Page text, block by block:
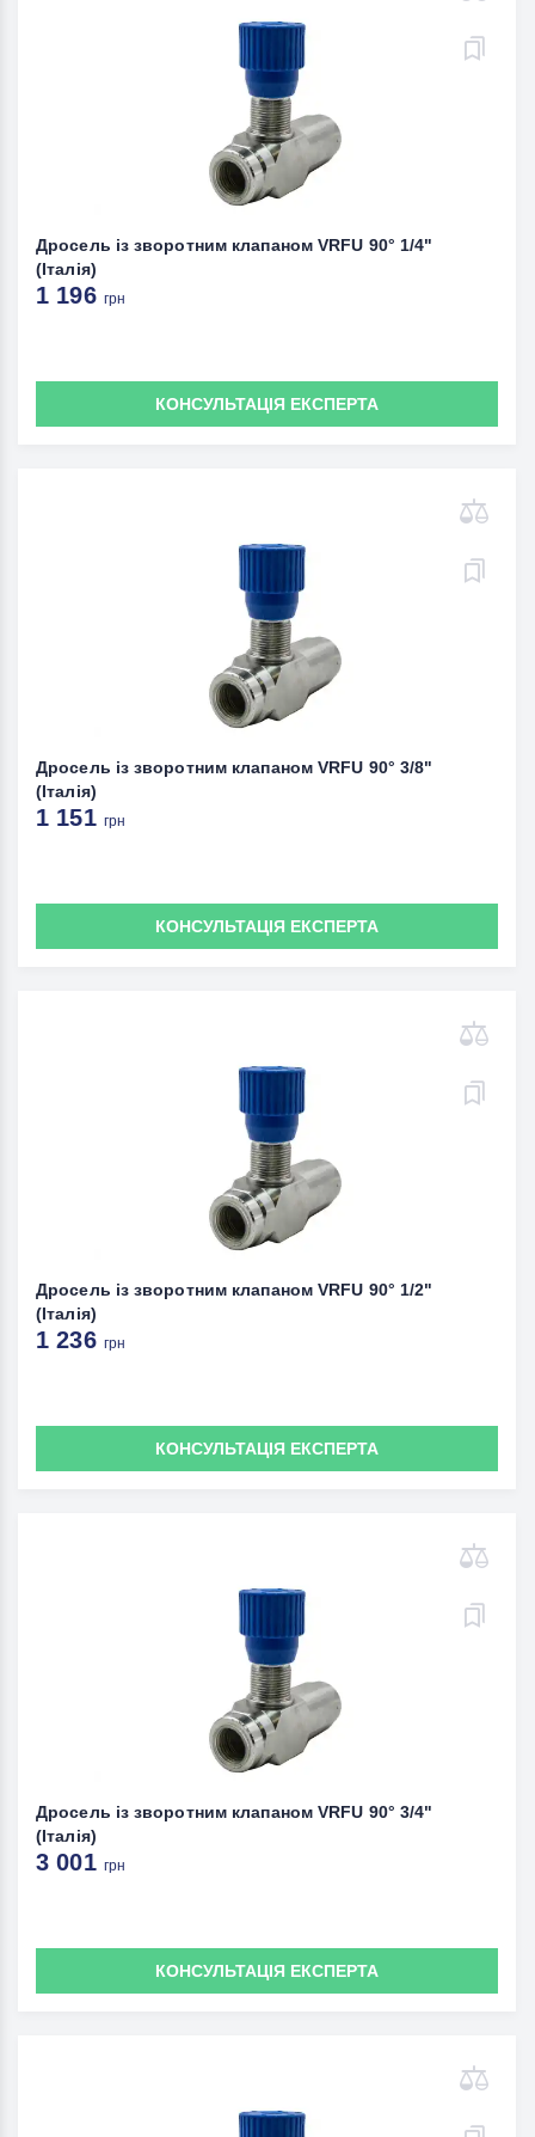
Дросель із зворотним клапаном VRFU 90° 1/4"
(Італія)
1 196 грн
КОНСУЛЬТАЦІЯ ЕКСПЕРТА
Дросель із зворотним клапаном VRFU 90° 3/8"
(Італія)
1 151 грн
КОНСУЛЬТАЦІЯ ЕКСПЕРТА
Дросель із зворотним клапаном VRFU 90° 1/2"
(Італія)
1 236 грн
КОНСУЛЬТАЦІЯ ЕКСПЕРТА
Дросель із зворотним клапаном VRFU 90° 3/4"
(Італія)
3 001 грн
КОНСУЛЬТАЦІЯ ЕКСПЕРТА